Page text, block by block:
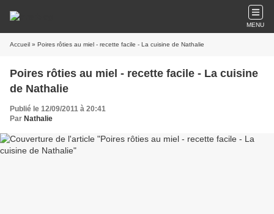
MENU
Accueil » Poires rôties au miel - recette facile - La cuisine de Nathalie
Poires rôties au miel - recette facile - La cuisine
de Nathalie
Publié le 12/09/2011 à 20:41
Par Nathalie